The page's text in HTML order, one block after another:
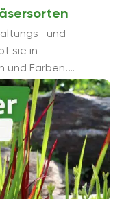
und
sie in
und Farben.
sei es beim Laub,